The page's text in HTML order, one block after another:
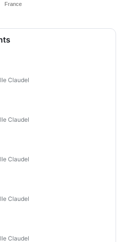
France
Claudel
Claudel
Claudel
Claudel
Claudel